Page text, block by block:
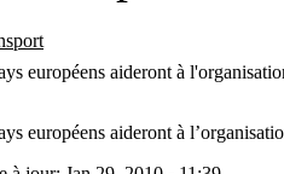
européens aideront à
européens aideront à